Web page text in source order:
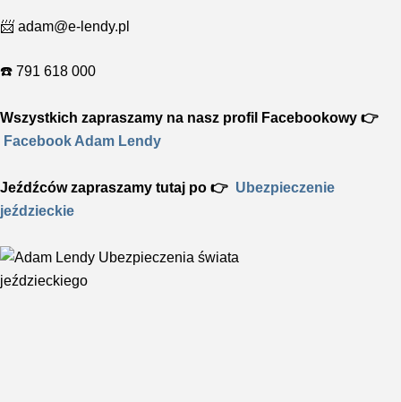
📨 adam@e-lendy.pl
☎️ 791 618 000
Wszystkich zapraszamy na nasz profil Facebookowy 👉
Facebook Adam Lendy
Jeźdźców zapraszamy tutaj po 👉 Ubezpieczenie
jeździeckie